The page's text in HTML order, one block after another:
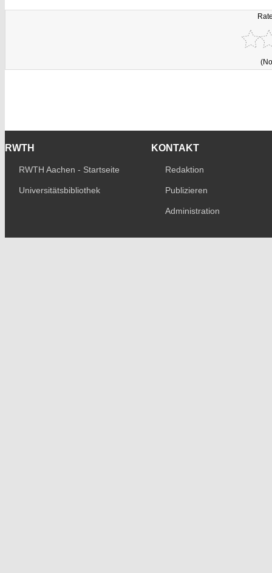
RWTH
RWTH Aachen - Startseite
Universitätsbibliothek
KONTAKT
Redaktion
Publizieren
Administration